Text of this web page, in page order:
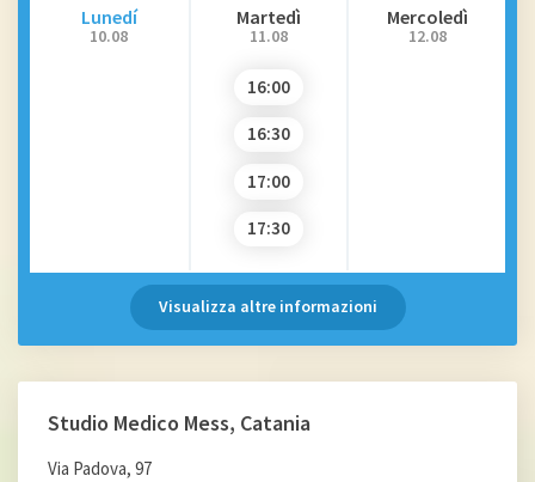
Lunedí
10.08
Martedì
11.08
16:00
16:30
17:00
17:30
Mercoledì
12.08
Visualizza altre informazioni
Studio Medico Mess, Catania
Via Padova, 97